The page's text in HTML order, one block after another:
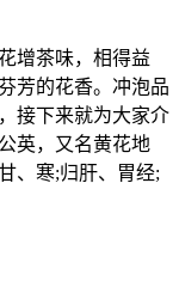
增茶味，相得益
芳的花香。冲泡品
接下来就为大家介
英，又名黄花地
、寒;归肝、胃经;